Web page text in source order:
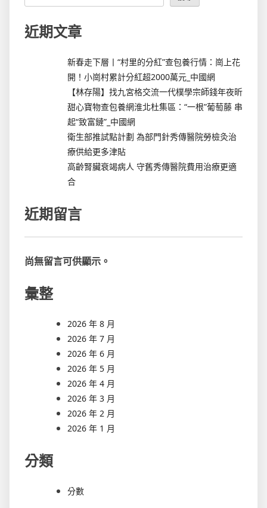
近期文章
新春走下層丨“村里的分紅”查包養行情：崗上花
開！小崗村累計分紅超2000萬元_中國網
【林存陽】找九宮格交流一代樸學宗師錢年夜昕
甜心寶物查包養網淮北杜集區：“一根”葡萄藤 串
起“致富鏈”_中國網
衛生部推試點計劃 為部門針秀傳醫院勞檢灸治
療供給更多津貼
高齡腎臟衰竭病人 守舊秀傳醫院費用治療更適
合
近期留言
尚無留言可供顯示。
彙整
2026 年 8 月
2026 年 7 月
2026 年 6 月
2026 年 5 月
2026 年 4 月
2026 年 3 月
2026 年 2 月
2026 年 1 月
分類
分數